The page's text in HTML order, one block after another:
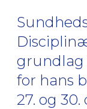
grundlag
for hans
27. og